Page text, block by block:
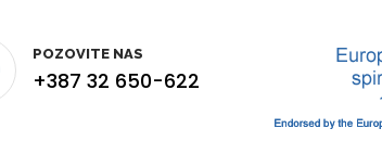
POZOVITE NAS
+387 32 650-622